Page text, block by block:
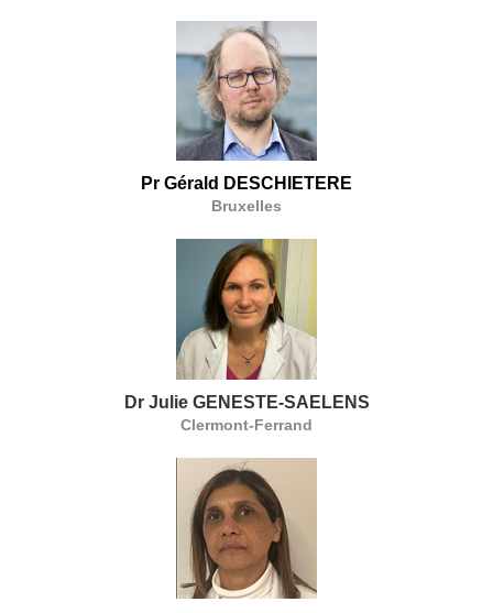
Pr Gérald DESCHIETERE
Bruxelles
Dr Julie GENESTE-SAELENS
Clermont-Ferrand